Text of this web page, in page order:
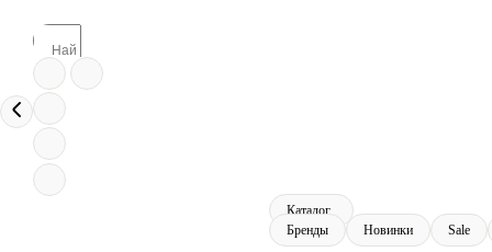
Каталог
Бренды
Новинки Sale